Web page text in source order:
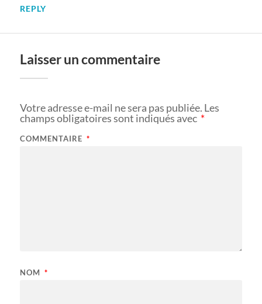
REPLY
Laisser un commentaire
Votre adresse e-mail ne sera pas publiée. Les
champs obligatoires sont indiqués avec *
COMMENTAIRE *
NOM *